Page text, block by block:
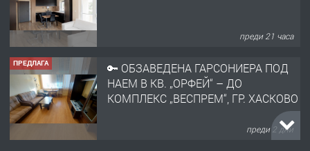
преди 21 часа
ПРЕДЛАГА
🔑 ОБЗАВЕДЕНА ГАРСОНИЕРА ПОД
НАЕМ В КВ. „ОРФЕЙ“ – ДО
КОМПЛЕКС „ВЕСПРЕМ“, ГР. ХАСКОВО
преди 2 дни